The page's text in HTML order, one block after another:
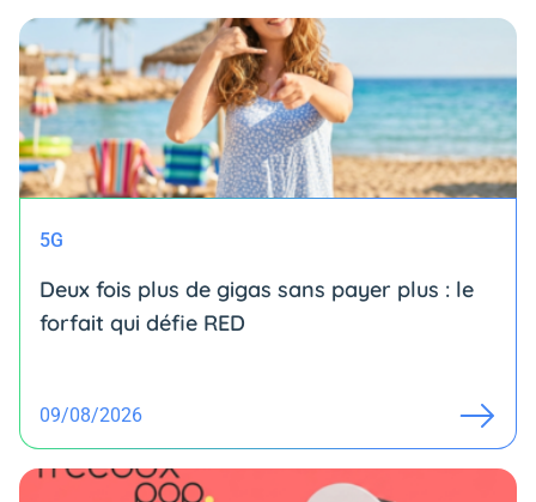
5G
Deux fois plus de gigas sans payer plus : le
forfait qui défie RED
09/08/2026